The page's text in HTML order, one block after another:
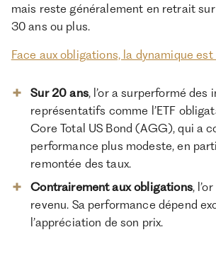
mais reste généralement en retrait
30 ans ou plus.
Face aux obligations, la dynamique
Sur 20 ans, l’or a surperformé des
représentatifs comme l’ETF
Core Total US Bond (AGG), qui a
performance plus modeste, en
remontée des taux.
Contrairement aux obligations,
revenu. Sa performance dépend
l’appréciation de son prix.